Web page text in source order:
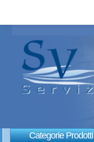
Categorie Prodotti